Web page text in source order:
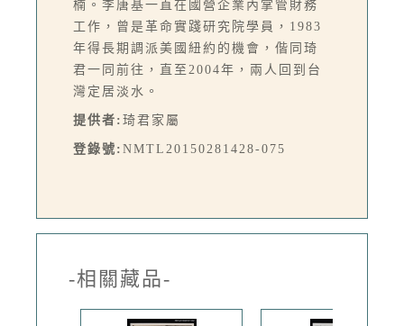
楠。李唐基一直在國營企業內掌管財務
工作，曾是革命實踐研究院學員，1983
年得長期調派美國紐約的機會，偕同琦
君一同前往，直至2004年，兩人回到台
灣定居淡水。
提供者: 琦君家屬
登錄號: NMTL20150281428-075
-相關藏品-